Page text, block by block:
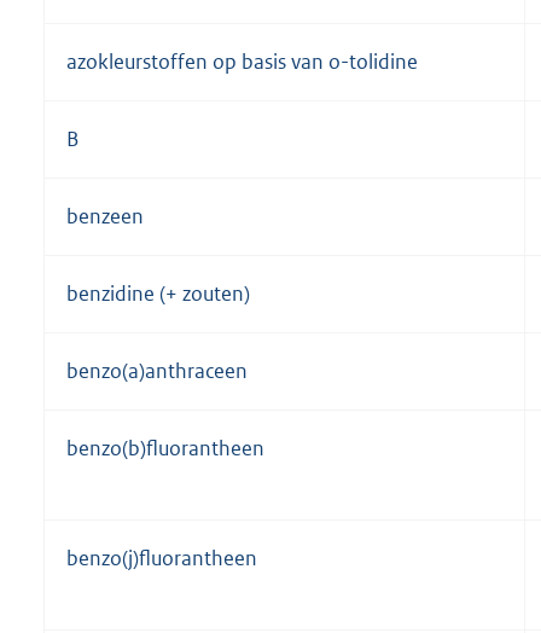
azokleurstoffen op basis van o-tolidine
B
benzeen
benzidine (+ zouten)
benzo(a)anthraceen
benzo(b)fluorantheen
benzo(j)fluorantheen